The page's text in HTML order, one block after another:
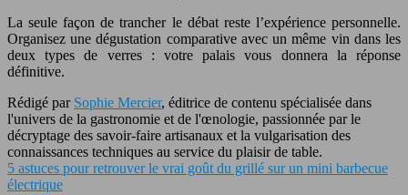
La seule façon de trancher le débat reste l’expérience personnelle.
Organisez une dégustation comparative avec un même vin dans les
deux types de verres : votre palais vous donnera la réponse
définitive.
Rédigé par Sophie Mercier, éditrice de contenu spécialisée dans
l'univers de la gastronomie et de l'œnologie, passionnée par le
décryptage des savoir-faire artisanaux et la vulgarisation des
connaissances techniques au service du plaisir de table.
5 astuces pour retrouver le vrai goût du grillé sur un mini barbecue
électrique